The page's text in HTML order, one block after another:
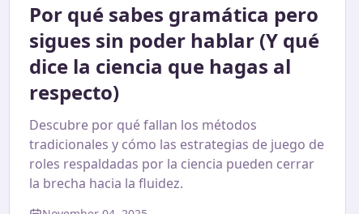
Por qué sabes gramática pero
sigues sin poder hablar (Y qué
dice la ciencia que hagas al
respecto)
Descubre por qué fallan los métodos
tradicionales y cómo las estrategias de juego de
roles respaldadas por la ciencia pueden cerrar
la brecha hacia la fluidez.